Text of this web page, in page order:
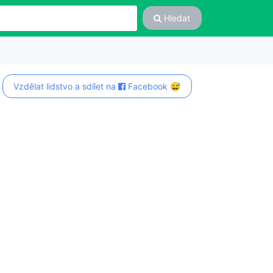
Hledat
Vzdělat lidstvo a sdílet na Facebook 😅